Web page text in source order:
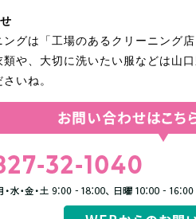
ングは「工場のあるクリーニング
や、大切に洗いたい服などは山
いね。